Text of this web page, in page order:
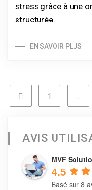
stress grâce à une
structurée.
EN SAVOIR PLUS
1 …
AVIS
MVF
4.5
Basé sur 8